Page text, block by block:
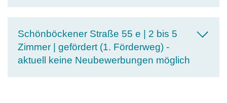
Schönböckener Straße 55 e | 2 bis 5
Zimmer | gefördert (1. Förderweg) -
aktuell keine Neubewerbungen möglich